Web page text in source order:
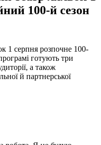
100-й сезон
1 серпня розпочне 100-
готують три
а також
й партнерської